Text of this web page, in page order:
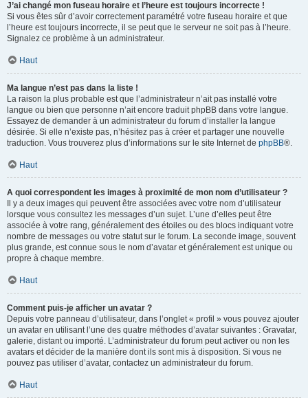
J’ai changé mon fuseau horaire et l’heure est toujours incorrecte !
Si vous êtes sûr d’avoir correctement paramétré votre fuseau horaire et que
l’heure est toujours incorrecte, il se peut que le serveur ne soit pas à l’heure.
Signalez ce problème à un administrateur.
Haut
Ma langue n’est pas dans la liste !
La raison la plus probable est que l’administrateur n’ait pas installé votre
langue ou bien que personne n’ait encore traduit phpBB dans votre langue.
Essayez de demander à un administrateur du forum d’installer la langue
désirée. Si elle n’existe pas, n’hésitez pas à créer et partager une nouvelle
traduction. Vous trouverez plus d’informations sur le site Internet de phpBB®.
Haut
A quoi correspondent les images à proximité de mon nom d’utilisateur ?
Il y a deux images qui peuvent être associées avec votre nom d’utilisateur
lorsque vous consultez les messages d’un sujet. L’une d’elles peut être
associée à votre rang, généralement des étoiles ou des blocs indiquant votre
nombre de messages ou votre statut sur le forum. La seconde image, souvent
plus grande, est connue sous le nom d’avatar et généralement est unique ou
propre à chaque membre.
Haut
Comment puis-je afficher un avatar ?
Depuis votre panneau d’utilisateur, dans l’onglet « profil » vous pouvez ajouter
un avatar en utilisant l’une des quatre méthodes d’avatar suivantes : Gravatar,
galerie, distant ou importé. L’administrateur du forum peut activer ou non les
avatars et décider de la manière dont ils sont mis à disposition. Si vous ne
pouvez pas utiliser d’avatar, contactez un administrateur du forum.
Haut